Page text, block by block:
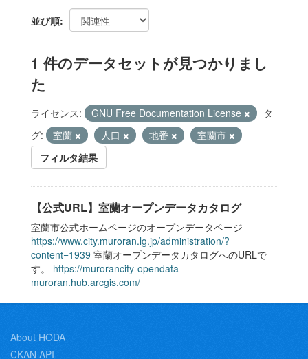
並び順
1 件のデータセットが見つかりまし
た
ライセンス: GNU Free Documentation License
タ
グ:
室蘭 人口 地番
室蘭市
フィルタ結果
【公式URL】室蘭オープンデータカタログ
室蘭市公式ホームページのオープンデータページ
https://www.city.muroran.lg.jp/administration/?
content=1939 室蘭オープンデータカタログへのURLで
す。 https://murorancity-opendata-
muroran.hub.arcgis.com/
About HODA
CKAN API